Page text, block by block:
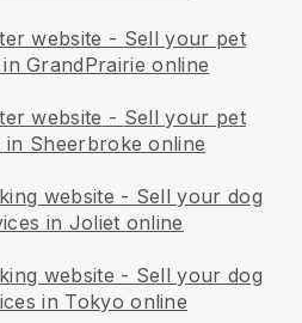
website - Sell your pet
GrandPrairie online
website - Sell your pet
in Sheerbroke online
website - Sell your dog
in Joliet online
website - Sell your dog
in Tokyo online